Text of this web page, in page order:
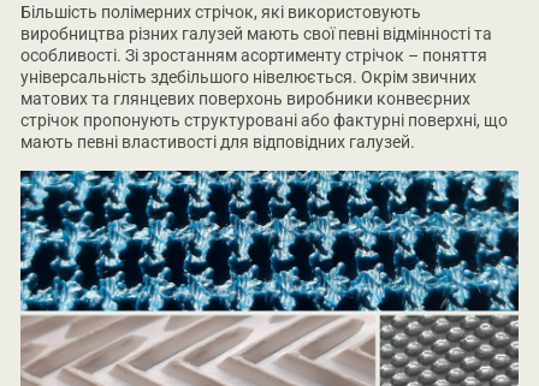
Більшість полімерних стрічок, які використовують
виробництва різних галузей мають свої певні відмінності та
особливості. Зі зростанням асортименту стрічок – поняття
універсальність здебільшого нівелюється. Окрім звичних
матових та глянцевих поверхонь виробники конвеєрних
стрічок пропонують структуровані або фактурні поверхні, що
мають певні властивості для відповідних галузей.